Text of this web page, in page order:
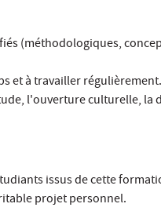
(méthodologiques,
et à travailler régulièrement.
l'ouverture culturelle,
issus de cette
projet personnel.